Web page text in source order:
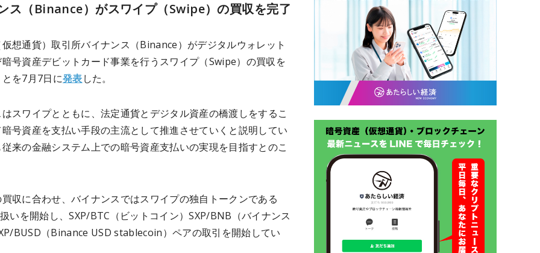
ス（Binance）がスワイプ（Swipe）の買収を完了
想通貨）取引所バイナンス（Binance）がデジタルウォレット
号資産デビットカード事業を行うスワイプ（Swipe）の買収を
を7月7日に発表した。
スワイプとともに、法定通貨とデジタル資産の橋渡しをするこ
号資産を支払い手段の主流として推進させていくと説明してい
来の金融システム上での暗号資産支払いの実現を目指すとのこ
収に合わせ、バイナンスではスワイプの独自トークンである
いを開始し、SXP/BTC（ビットコイン）SXP/BNB（バイナンス
BUSD（Binance USD stablecoin）ペアの取引を開始してい